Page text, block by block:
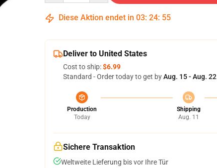
Diese Aktion endet in 03: 24: 54
Deliver to United States
Cost to ship:$6.99
Standard - Order today to get byAug. 15 - Aug. 22
Production
Today
Shipping
Aug. 11
Sichere Transaktion
Weltweite Lieferung bis vor Ihre Tür